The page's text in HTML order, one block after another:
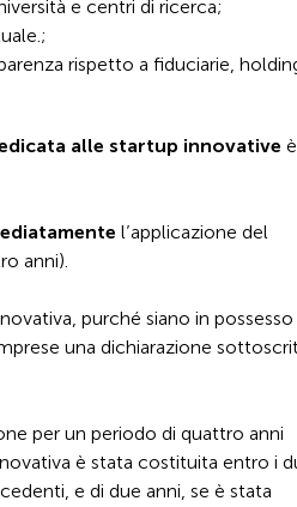
e centri di ricerca;
rispetto a fiduciarie,
alle startup innovative
l’applicazione del
anni).
purché siano in possesso
una dichiarazione
per un periodo di quattro anni
è stata costituita entro i
e di due anni, se è stata